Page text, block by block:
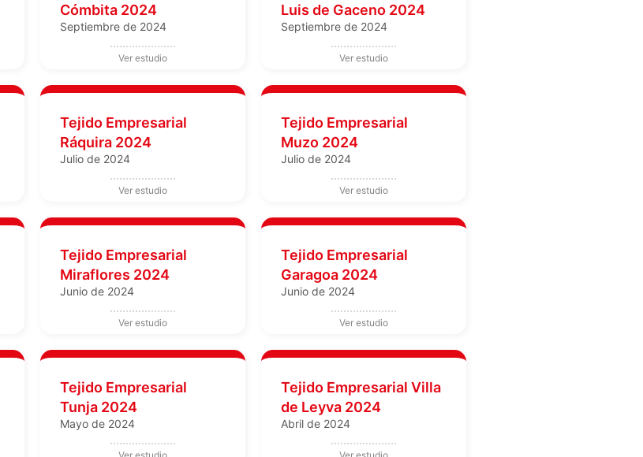
Cómbita 2024
Septiembre de 2024
Luis de Gaceno 2024
Septiembre de 2024
Tejido Empresarial
Ráquira 2024
Julio de 2024
Tejido Empresarial
Muzo 2024
Julio de 2024
Tejido Empresarial
Miraflores 2024
Junio de 2024
Tejido Empresarial
Garagoa 2024
Junio de 2024
Tejido Empresarial
Tunja 2024
Mayo de 2024
Tejido Empresarial Villa
de Leyva 2024
Abril de 2024